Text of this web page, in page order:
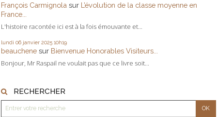
François Carmignola sur L’évolution de la classe moyenne en
France...
L'histoire racontée ici est à la fois émouvante et...
lundi 06 janvier 2025 10h19
beauchene sur Bienvenue Honorables Visiteurs...
Bonjour, Mr Raspail ne voulait pas que ce livre soit...
RECHERCHER